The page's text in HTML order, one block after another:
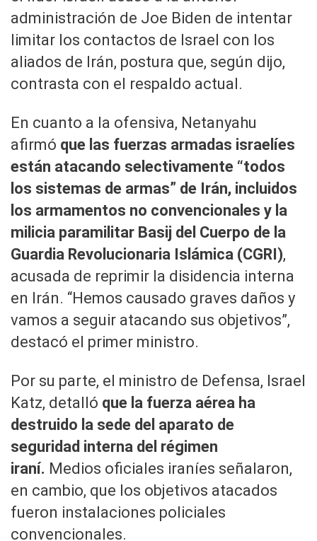
administración de Joe Biden de intentar
limitar los contactos de Israel con los
aliados de Irán, postura que, según dijo,
contrasta con el respaldo actual.
En cuanto a la ofensiva, Netanyahu
afirmó que las fuerzas armadas israelíes
están atacando selectivamente “todos
los sistemas de armas” de Irán, incluidos
los armamentos no convencionales y la
milicia paramilitar Basij del Cuerpo de la
Guardia Revolucionaria Islámica (CGRI),
acusada de reprimir la disidencia interna
en Irán. “Hemos causado graves daños y
vamos a seguir atacando sus objetivos”,
destacó el primer ministro.
Por su parte, el ministro de Defensa, Israel
Katz, detalló que la fuerza aérea ha
destruido la sede del aparato de
seguridad interna del régimen
iraní. Medios oficiales iraníes señalaron,
en cambio, que los objetivos atacados
fueron instalaciones policiales
convencionales.